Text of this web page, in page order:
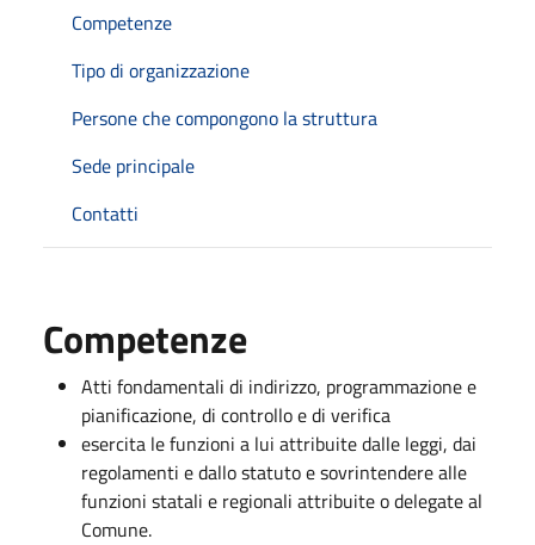
Competenze
Tipo di organizzazione
Persone che compongono la struttura
Sede principale
Contatti
Competenze
Atti fondamentali di indirizzo, programmazione e
pianificazione, di controllo e di verifica
esercita le funzioni a lui attribuite dalle leggi, dai
regolamenti e dallo statuto e sovrintendere alle
funzioni statali e regionali attribuite o delegate al
Comune.